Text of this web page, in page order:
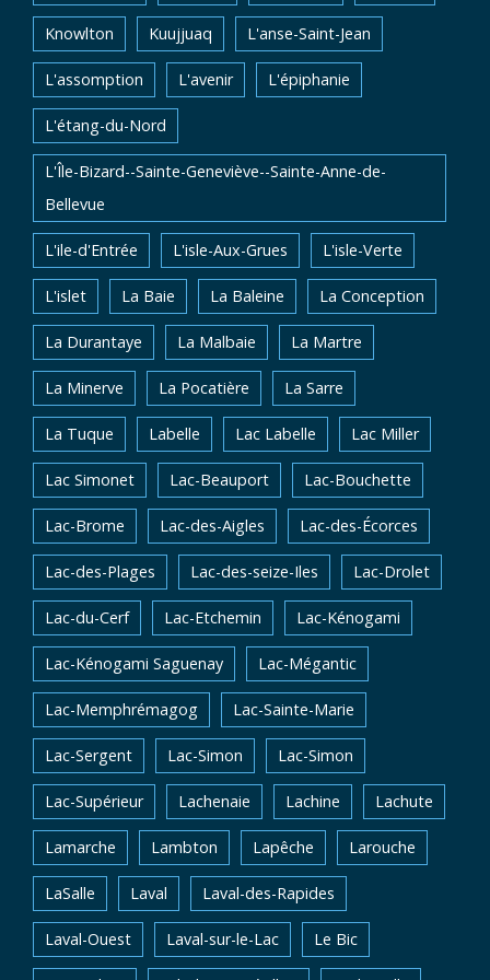
Knowlton Kuujjuaq L'anse-Saint-Jean
L'assomption L'avenir L'épiphanie
L'étang-du-Nord
L'Île-Bizard--Sainte-Geneviève--Sainte-Anne-de-
Bellevue
L'ile-d'Entrée L'isle-Aux-Grues L'isle-Verte
L'islet La Baie La Baleine La Conception
La Durantaye La Malbaie La Martre
La Minerve La Pocatière La Sarre
La Tuque Labelle Lac Labelle Lac Miller
Lac Simonet Lac-Beauport Lac-Bouchette
Lac-Brome Lac-des-Aigles Lac-des-Écorces
Lac-des-Plages Lac-des-seize-Iles Lac-Drolet
Lac-du-Cerf Lac-Etchemin Lac-Kénogami
Lac-Kénogami Saguenay Lac-Mégantic
Lac-Memphrémagog Lac-Sainte-Marie
Lac-Sergent Lac-Simon Lac-Simon
Lac-Supérieur Lachenaie Lachine Lachute
Lamarche Lambton Lapêche Larouche
LaSalle Laval Laval-des-Rapides
Laval-Ouest Laval-sur-le-Lac Le Bic